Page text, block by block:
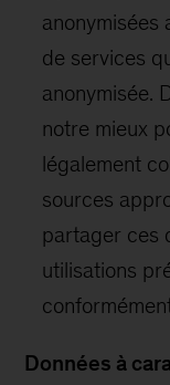
anonymisées
de services
anonymisée.
notre mieux
légalement
sources
partager ces
utilisations
Données à